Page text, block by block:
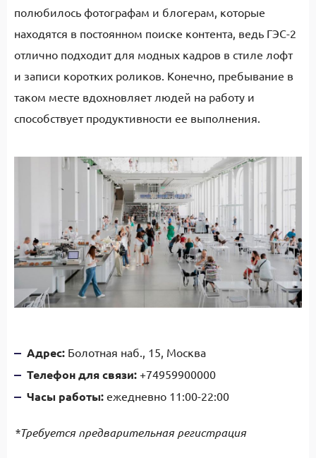
полюбилось фотографам и блогерам, которые
находятся в постоянном поиске контента, ведь ГЭС-2
отлично подходит для модных кадров в стиле лофт
и записи коротких роликов. Конечно, пребывание в
таком месте вдохновляет людей на работу и
способствует продуктивности ее выполнения.
Адрес: Болотная наб., 15, Москва
Телефон для связи: +74959900000
Часы работы: ежедневно 11:00-22:00
*Требуется предварительная регистрация